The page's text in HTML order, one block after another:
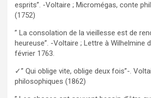
esprits”. -Voltaire ; Micromégas, conte
(1752)
” La consolation de la vieillesse est de
heureuse”. -Voltaire ; Lettre à Wilhelmine
février 1763.
✓” Qui oblige vite, oblige deux fois”-.
philosophiques (1862)